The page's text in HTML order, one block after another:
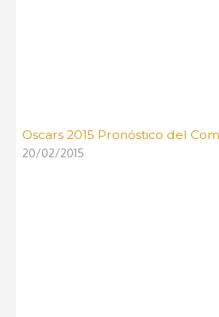
Oscars 2015 Pronóstico del
20/02/2015